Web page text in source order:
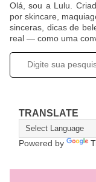
Olá, sou a Lulu.
por skincare,
sinceras, dicas de
real — como uma
TRANSLATE
Powered by